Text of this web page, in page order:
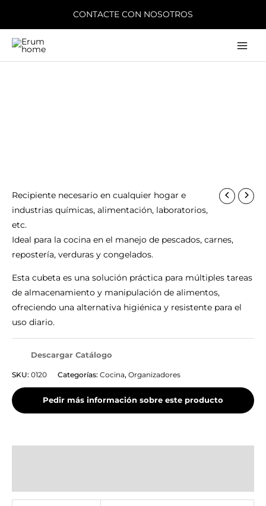
contenido
CONTACTE CON NOSOTROS
Main
Recipiente necesario en cualquier hogar e
industrias químicas, alimentación, laboratorios,
etc.
Ideal para la cocina en el manejo de pescados, carnes,
repostería, verduras y congelados.
Esta cubeta es una solución práctica para múltiples tareas
de almacenamiento y manipulación de alimentos,
ofreciendo una alternativa higiénica y resistente para el
uso diario.
Descargar Catálogo
SKU: 0120 Categorías: Cocina, Organizadores